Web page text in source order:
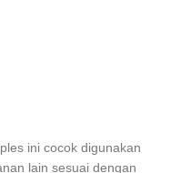
ini cocok digunakan
lain sesuai dengan